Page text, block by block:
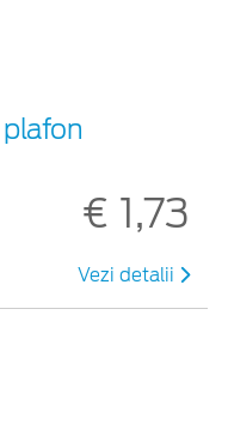
€ 1,73
Vezi detalii